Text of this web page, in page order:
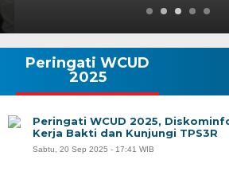
Peringati WCUD
2025
Peringati WCUD 2025,
Kerja Bakti dan Kunjungi TPS3R
Sabtu, 20 Sep 2025 - 17:41 WIB